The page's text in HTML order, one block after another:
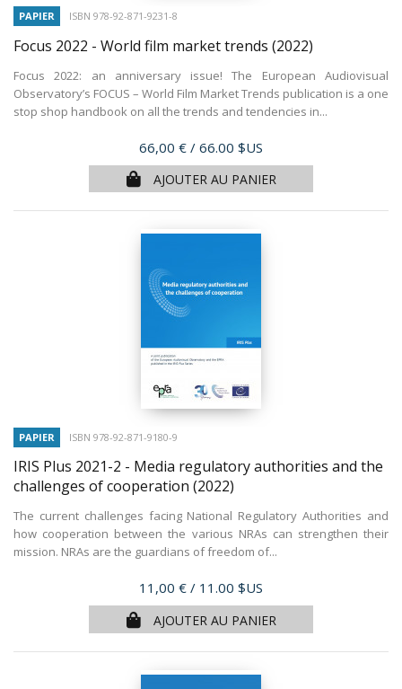
PAPIER ISBN 978-92-871-9231-8
Focus 2022 - World film market trends (2022)
Focus 2022: an anniversary issue! The European Audiovisual
Observatory’s FOCUS – World Film Market Trends publication is a one
stop shop handbook on all the trends and tendencies in...
Prix
66,00 € / 66.00 $US
AJOUTER AU PANIER
PAPIER ISBN 978-92-871-9180-9
IRIS Plus 2021-2 - Media regulatory authorities and the
challenges of cooperation (2022)
The current challenges facing National Regulatory Authorities and
how cooperation between the various NRAs can strengthen their
mission. NRAs are the guardians of freedom of...
Prix
11,00 € / 11.00 $US
AJOUTER AU PANIER